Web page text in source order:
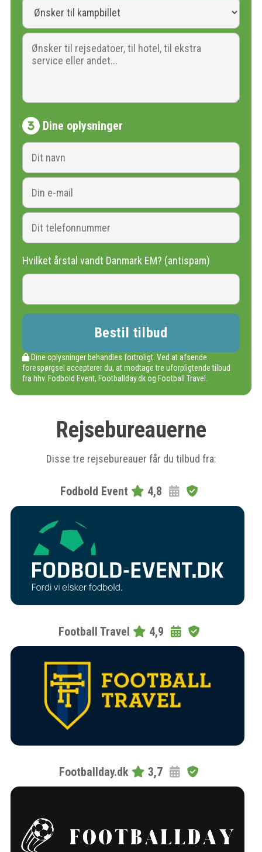
Dine oplysninger
Hvilket årstal vandt Danmark EM? (antispam)
Dine oplysninger behandles fortroligt. Ved at afsende
forespørgsel accepterer du, at modtage tre uforpligtende tilbud
fra hhv. Fodbold Event, Footballday.dk og Football Travel.
Rejsebureauerne
Disse tre rejsebureauer får du tilbud fra:
Fodbold Event 4,8
Football Travel 4,9
Footballday.dk 3,7